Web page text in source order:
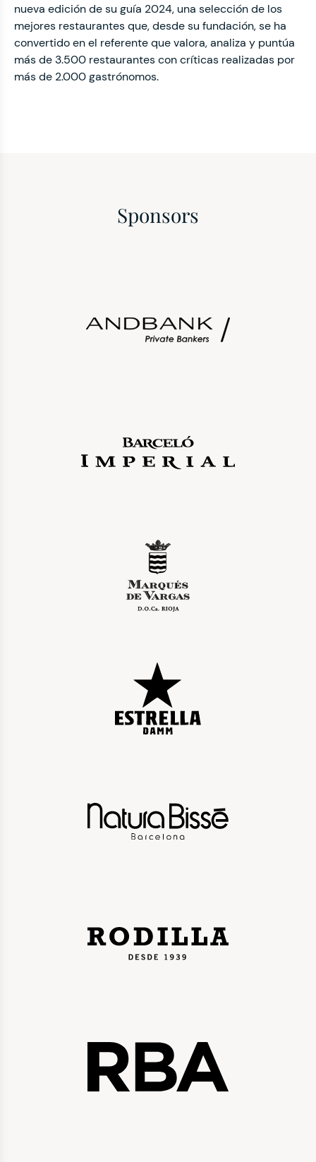
nueva edición de su guía 2024, una selección de los
mejores restaurantes que, desde su fundación, se ha
convertido en el referente que valora, analiza y puntúa
más de 3.500 restaurantes con críticas realizadas por
más de 2.000 gastrónomos.
Sponsors